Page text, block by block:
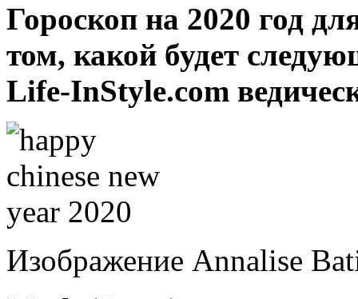
Гороскоп на 2020 год
том, какой будет
Life-InStyle.com
Изображение Annalise